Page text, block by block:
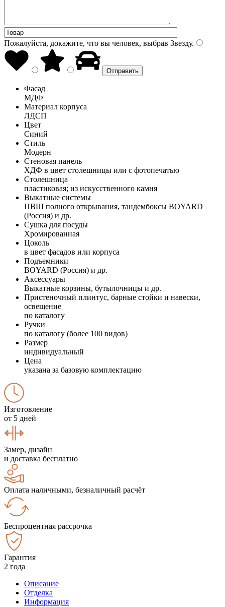
Пожалуйста, докажите, что вы человек, выбрав Звезду.
Фасад
МДФ
Материал корпуса
ЛДСП
Цвет
Синий
Стиль
Модерн
Стеновая панель
ХДФ в цвет столешницы или с фотопечатью
Столешница
пластиковая; из искусственного камня
Выкатные системы
ПВШ полного открывания, тандембоксы BOYARD
(Россия) и др.
Сушка для посуды
Хромированная
Цоколь
в цвет фасадов или корпуса
Подъемники
BOYARD (Россия) и др.
Аксессуары
Выкатные корзины, бутылочницы и др.
Пристеночный плинтус, барные стойки и навески,
освещение
по каталогу
Ручки
по каталогу (более 100 видов)
Размер
индивидуальный
Цена
указана за базовую комплектацию
Изготовление
от 5 дней
Замер, дизайн
и доставка бесплатно
Оплата наличными, безналичный расчёт
Беспроцентная рассрочка
Гарантия
2 года
Описание
Отделка
Информация